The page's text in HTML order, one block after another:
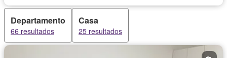
Departamento
66 resultados
Casa
25 resultados